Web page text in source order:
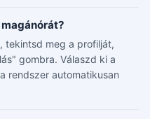
tekintsd meg a profilját,
gombra. Válaszd ki a
rendszer automatikusan